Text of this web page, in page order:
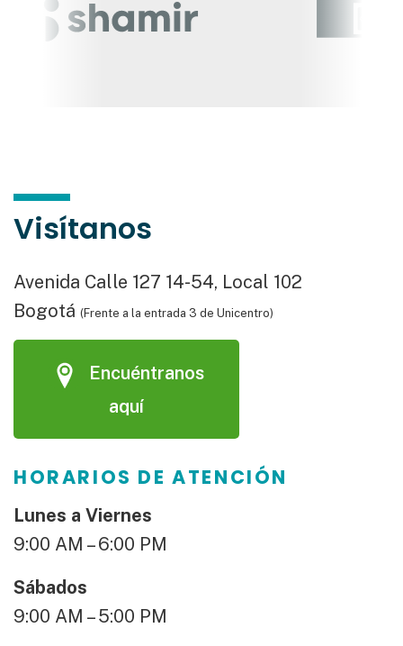
Visítanos
Avenida Calle 127 14-54, Local 102
Bogotá (Frente a la entrada 3 de Unicentro)
Encuéntranos
aquí
HORARIOS DE ATENCIÓN
Lunes a Viernes
9:00 AM – 6:00 PM
Sábados
9:00 AM – 5:00 PM